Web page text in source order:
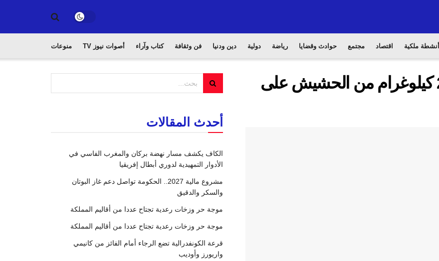
أنشطة ملكية اقتصاد مجتمع حوادث وقضايا رياضة دولية دين ودنيا فن وثقافة كتاب وآراء أصوات نيوز TV منوعات
سلطات الكركرات تحجز 273 كيلوغرام من الحشيش على
أحدث المقالات
الكاف يكشف مسار نهضة بركان والمغرب الفاسي في
الأدوار التمهيدية لدوري أبطال إفريقيا
مشروع مالية 2027.. الحكومة تواصل دعم غاز البوتان
والسكر والدقيق
موجة حر وزخات رعدية تجتاح عددا من أقاليم المملكة
موجة حر وزخات رعدية تجتاح عددا من أقاليم المملكة
قرعة الكونفدرالية تضع الرجاء أمام الفائز من كانيمي
واريورز وأوديب